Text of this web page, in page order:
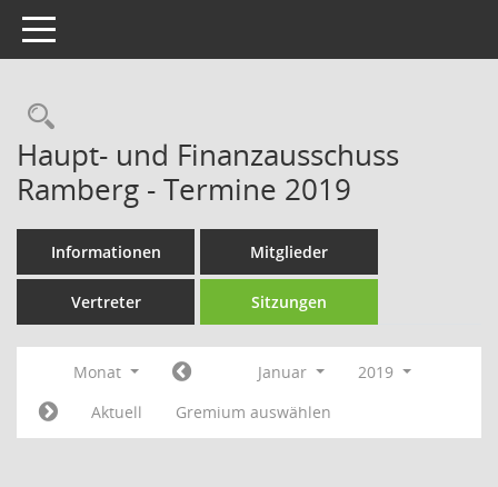
Toggle navigation
Rechercheauswahl
Haupt- und Finanzausschuss
Ramberg - Termine 2019
Informationen Mitglieder
Vertreter Sitzungen
Monat Januar
2019
Aktuell
Gremium auswählen